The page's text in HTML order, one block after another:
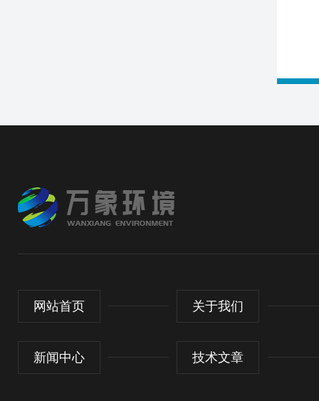
网站首页 关于我们
新闻中心 技术文章